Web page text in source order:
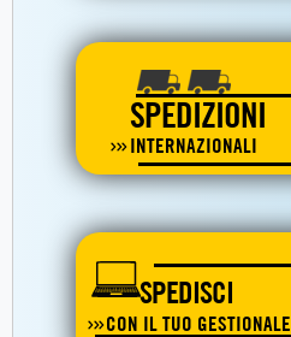
SPEDIZIONI
INTERNAZIONALI
SPEDISCI
CON IL TUO GESTIONALE